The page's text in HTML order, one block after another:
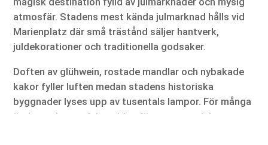
atmosfär. Stadens mest kända julmarknad hålls vid
Marienplatz där små trästånd säljer hantverk,
juldekorationer och traditionella godsaker.
Doften av glühwein, rostade mandlar och nybakade
kakor fyller luften medan stadens historiska
byggnader lyses upp av tusentals lampor. För många
är detta den perfekta tiden för en romantisk